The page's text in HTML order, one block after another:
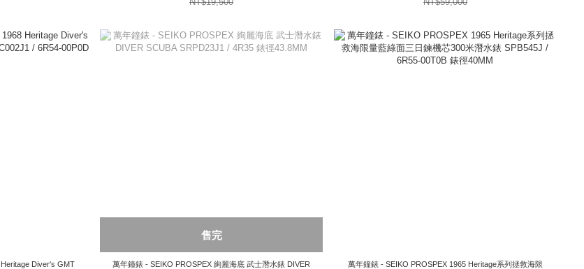
售完
萬年鐘錶 - SEIKO PROSPEX 絢麗海底 武士潛水錶 DIVER
萬年鐘錶 - SEIKO PROSPEX 1965 Heritage系列拯救海限